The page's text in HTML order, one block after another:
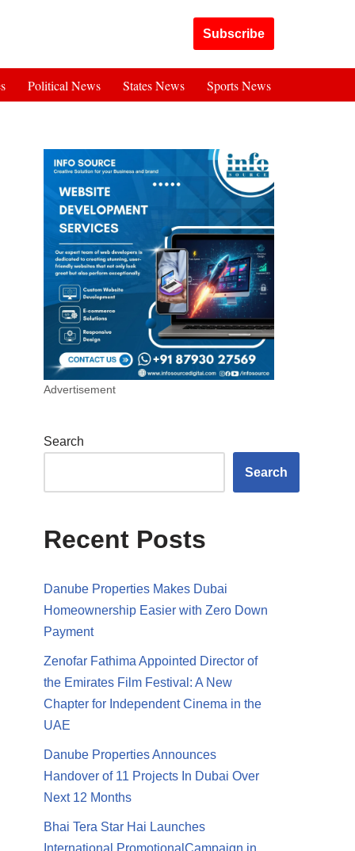
Subscribe
Political News States News Sports News
Advertisement
Search
Search
Recent Posts
Danube Properties Makes Dubai
Homeownership Easier with Zero Down
Payment
Zenofar Fathima Appointed Director of
the Emirates Film Festival: A New
Chapter for Independent Cinema in the
UAE
Danube Properties Announces
Handover of 11 Projects In Dubai Over
Next 12 Months
Bhai Tera Star Hai Launches
International PromotionalCampaign in